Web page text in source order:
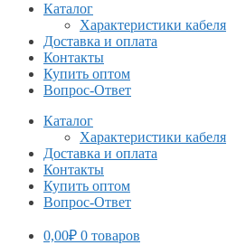
Каталог
Характеристики кабеля
Доставка и оплата
Контакты
Купить оптом
Вопрос-Ответ
Каталог
Характеристики кабеля
Доставка и оплата
Контакты
Купить оптом
Вопрос-Ответ
0,00₽ 0 товаров